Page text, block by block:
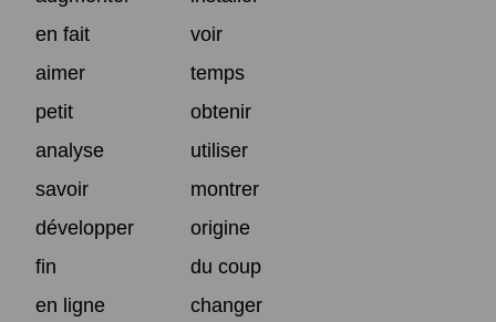
en fait
voir
aimer
temps
petit
obtenir
analyse
utiliser
savoir
montrer
développer
origine
fin
du coup
en ligne
changer